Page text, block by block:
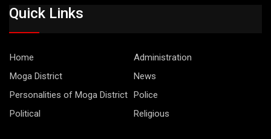
Quick Links
Home
Administration
Moga District
News
Personalities of Moga District
Police
Political
Religious